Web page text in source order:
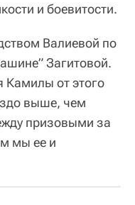
и боевитости.
Валиевой по
Загитовой.
Камилы от этого
выше, чем
призовыми за
мы ее и